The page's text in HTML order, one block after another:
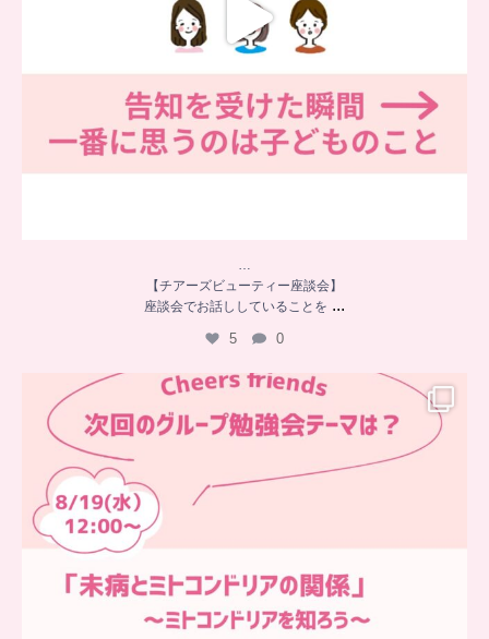
…
【チアーズビューティー座談会】
座談会でお話ししていることを ...
5 0
…
グループ勉強会